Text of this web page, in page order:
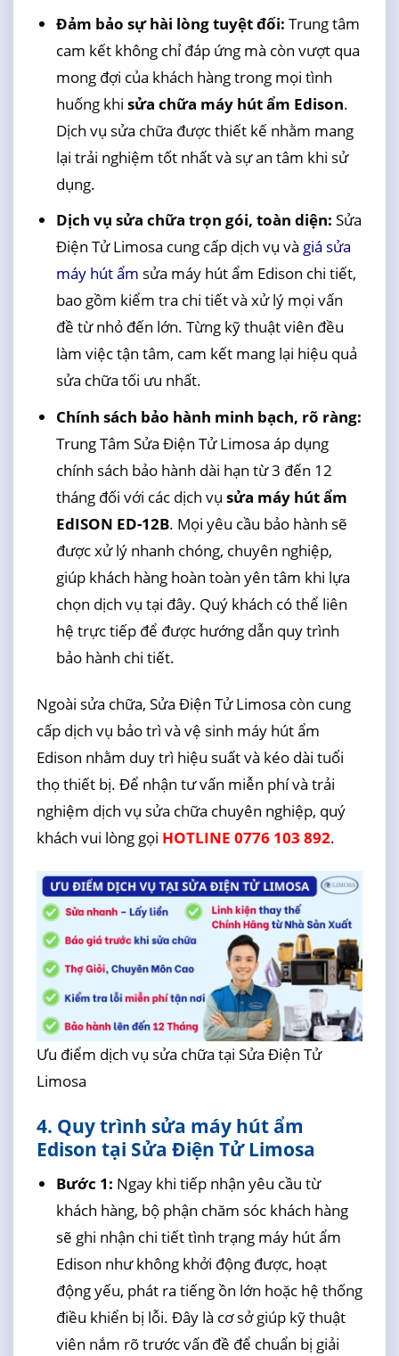
Đảm bảo sự hài lòng tuyệt đối: Trung tâm
cam kết không chỉ đáp ứng mà còn vượt qua
mong đợi của khách hàng trong mọi tình
huống khi sửa chữa máy hút ẩm Edison.
Dịch vụ sửa chữa được thiết kế nhằm mang
lại trải nghiệm tốt nhất và sự an tâm khi sử
dụng.
Dịch vụ sửa chữa trọn gói, toàn diện: Sửa
Điện Tử Limosa cung cấp dịch vụ và giá sửa
máy hút ẩm sửa máy hút ẩm Edison chi tiết,
bao gồm kiểm tra chi tiết và xử lý mọi vấn
đề từ nhỏ đến lớn. Từng kỹ thuật viên đều
làm việc tận tâm, cam kết mang lại hiệu quả
sửa chữa tối ưu nhất.
Chính sách bảo hành minh bạch, rõ ràng:
Trung Tâm Sửa Điện Tử Limosa áp dụng
chính sách bảo hành dài hạn từ 3 đến 12
tháng đối với các dịch vụ sửa máy hút ẩm
EdISON ED-12B. Mọi yêu cầu bảo hành sẽ
được xử lý nhanh chóng, chuyên nghiệp,
giúp khách hàng hoàn toàn yên tâm khi lựa
chọn dịch vụ tại đây. Quý khách có thể liên
hệ trực tiếp để được hướng dẫn quy trình
bảo hành chi tiết.
Ngoài sửa chữa, Sửa Điện Tử Limosa còn cung
cấp dịch vụ bảo trì và vệ sinh máy hút ẩm
Edison nhằm duy trì hiệu suất và kéo dài tuổi
thọ thiết bị. Để nhận tư vấn miễn phí và trải
nghiệm dịch vụ sửa chữa chuyên nghiệp, quý
khách vui lòng gọi HOTLINE 0776 103 892.
Ưu điểm dịch vụ sửa chữa tại Sửa Điện Tử
Limosa
4. Quy trình sửa máy hút ẩm
Edison tại Sửa Điện Tử Limosa
Bước 1: Ngay khi tiếp nhận yêu cầu từ
khách hàng, bộ phận chăm sóc khách hàng
sẽ ghi nhận chi tiết tình trạng máy hút ẩm
Edison như không khởi động được, hoạt
động yếu, phát ra tiếng ồn lớn hoặc hệ thống
điều khiển bị lỗi. Đây là cơ sở giúp kỹ thuật
viên nắm rõ trước vấn đề để chuẩn bị giải